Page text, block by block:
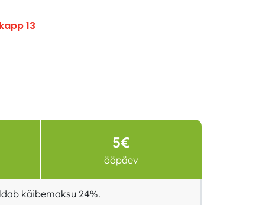
13
5€
ööpäev
käibemaksu 24%.